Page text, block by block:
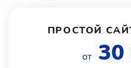
ПРОСТОЙ
от 30